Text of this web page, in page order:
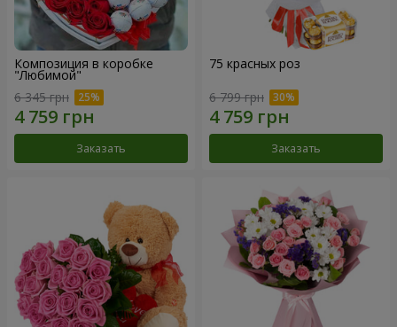
Композиция в коробке
"Любимой"
6 345 грн
Заказать
75 красных роз
6 799 грн
Заказать